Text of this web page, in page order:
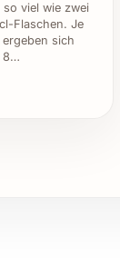
Tradition
viel wie zwei
Flaschen. Je
sich
8…